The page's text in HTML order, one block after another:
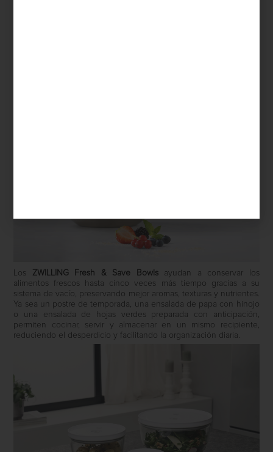
Los ZWILLING Fresh & Save Bowlsayudan a conservar los
alimentos frescos hasta cinco veces más tiempo gracias a su
sistema de vacío, preservando mejor aromas, texturas y nutrientes.
Ya sea un postre de temporada, una ensalada de papa con hinojo
o una ensalada de hojas verdes preparada con anticipación,
permiten cocinar, servir y almacenar en un mismo recipiente,
reduciendo el desperdicio y facilitando la organización diaria.